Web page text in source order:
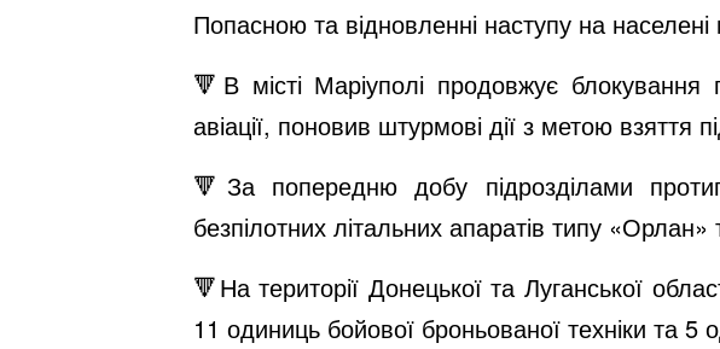
Попасною та відновленні наступу на
🔻В місті Маріуполі продовжує блокування
авіації, поновив штурмові дії з метою взяття
🔻За попередню добу підрозділами
безпілотних літальних апаратів типу «Орлан»
🔻На території Донецької та Луганської
11 одиниць бойової броньованої техніки та 5